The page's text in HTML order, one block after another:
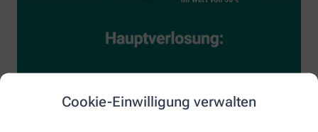
Cookie-Einwilligung verwalten